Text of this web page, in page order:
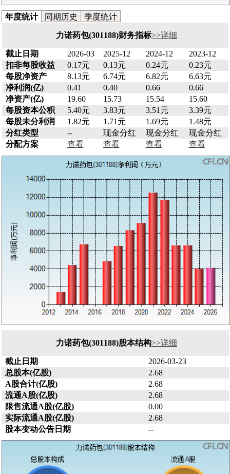
年度统计 同期历史 季度统计
力诺药包(301188)财务指标>>详细
截止日期 2026-03 2025-12 2024-12
2023-12
扣非每股收益
0.17元 0.13元 0.24元
0.23元
每股净资产
8.13元 6.74元 6.82元
6.63元
净利润(亿)
0.41 0.40 0.66
0.66
净资产(亿)
19.60 15.73 15.54
15.60
每股资本公积
5.40元 3.83元 3.51元
3.39元
每股未分利润
1.82元 1.71元 1.69元
1.48元
分红类型
-- 现金分红 现金分红
现金分红
分配方案
查看 查看 查看 查看
力诺药包(301188)股本结构>>详细
截止日期
2026-03-23
总股本(亿股)
2.68
A股合计(亿股)
2.68
流通A股(亿股)
2.68
限售流通A股(亿股)
0.00
实际流通A股(亿股)
2.68
股本变动公告日期
--